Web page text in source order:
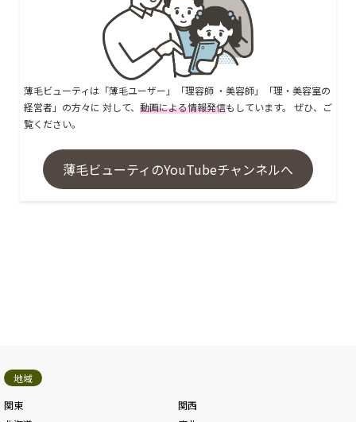
薄毛ビューティは「薄毛ユーザー」「理容師 ・美容師」「理・美容室の
経営者」の方々に 対して、 動画による情報発信もしています。 ぜひ、ご
覧ください。
薄毛ビューティのYouTubeチャンネルへ
地域
関東
関西